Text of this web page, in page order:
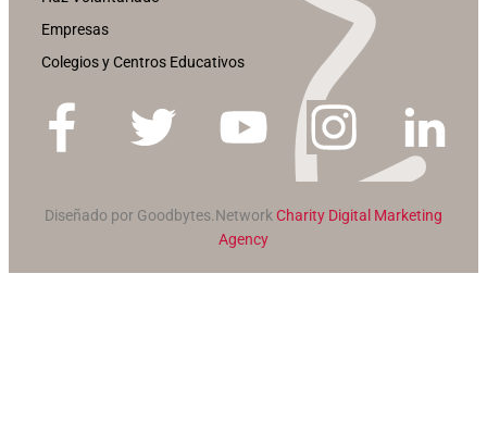
Empresas
Colegios y Centros Educativos
Diseñado por Goodbytes.Network Charity Digital Marketing
Agency